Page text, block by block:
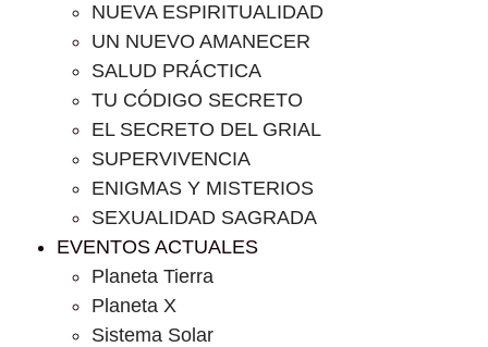
NUEVA ESPIRITUALIDAD
UN NUEVO AMANECER
SALUD PRÁCTICA
TU CÓDIGO SECRETO
EL SECRETO DEL GRIAL
SUPERVIVENCIA
ENIGMAS Y MISTERIOS
SEXUALIDAD SAGRADA
EVENTOS ACTUALES
Planeta Tierra
Planeta X
Sistema Solar